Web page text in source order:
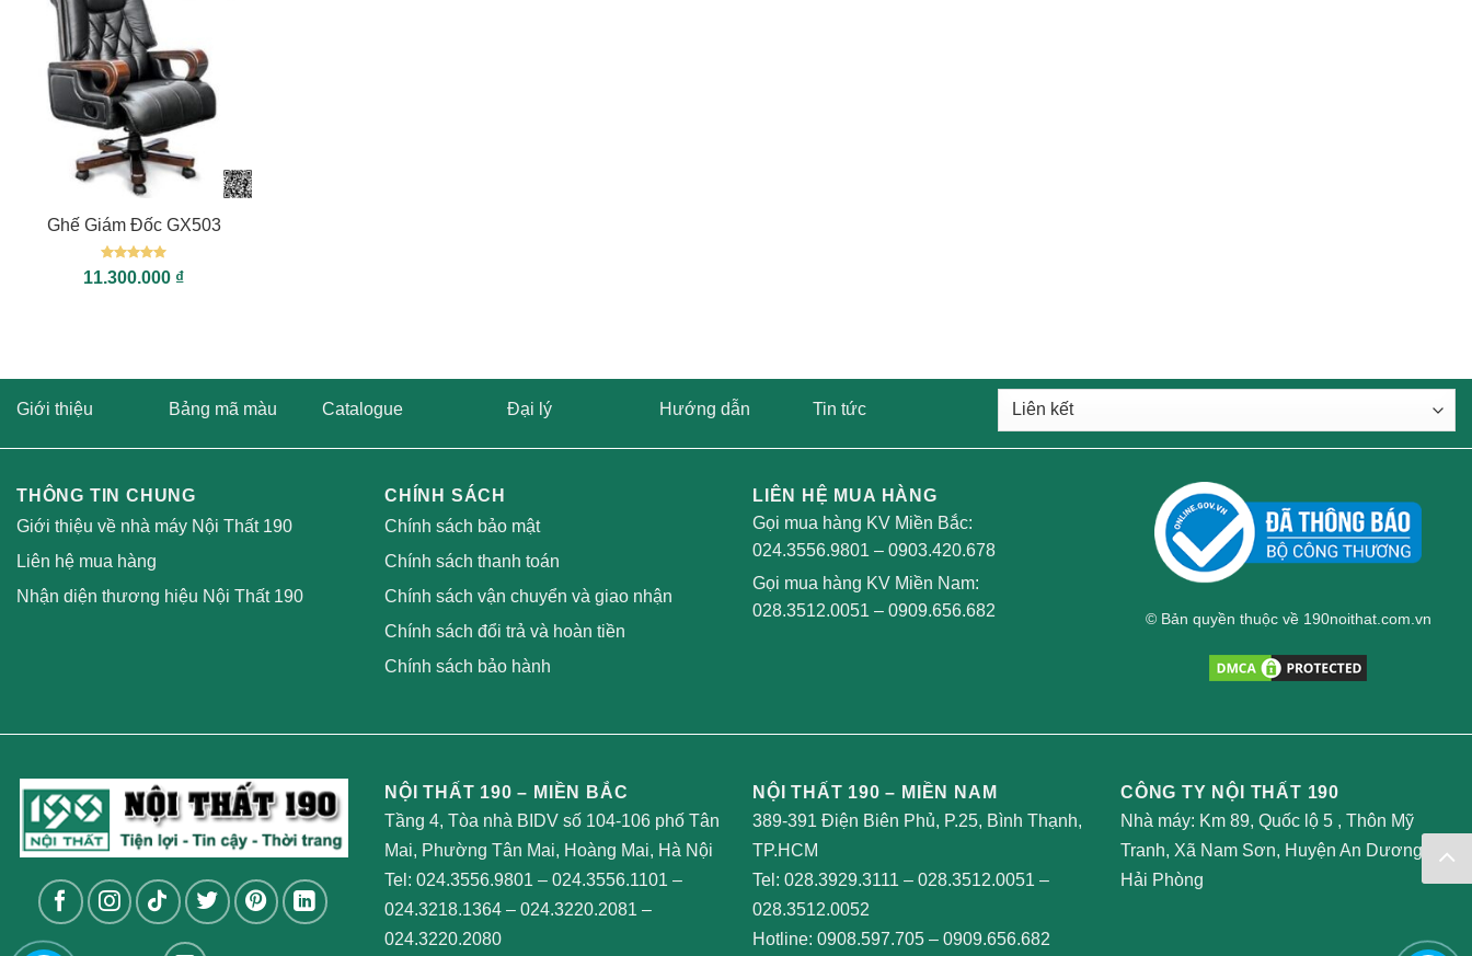
Ghế Giám Đốc GX503
Được xếp
hạng55
11.300.000 ₫
Giới thiệu Bảng mã màu Catalogue Đại lý Hướng dẫn Tin tức
THÔNG TIN CHUNG
Giới thiệu về nhà máy Nội Thất 190
Liên hệ mua hàng
Nhận diện thương hiệu Nội Thất 190
CHÍNH SÁCH
Chính sách bảo mật
Chính sách thanh toán
Chính sách vận chuyển và giao nhận
Chính sách đổi trả và hoàn tiền
Chính sách bảo hành
LIÊN HỆ MUA HÀNG
Gọi mua hàng KV Miền Bắc:
024.3556.9801 – 0903.420.678
Gọi mua hàng KV Miền Nam:
028.3512.0051 – 0909.656.682 © Bản quyền thuộc về 190noithat.com.vn
NỘI THẤT 190 – MIỀN BẮC
Tầng 4, Tòa nhà BIDV số 104-106 phố Tân
Mai, Phường Tân Mai, Hoàng Mai, Hà Nội
Tel: 024.3556.9801 – 024.3556.1101 –
024.3218.1364 – 024.3220.2081 –
024.3220.2080
NỘI THẤT 190 – MIỀN NAM
389-391 Điện Biên Phủ, P.25, Bình Thạnh,
TP.HCM
Tel: 028.3929.3111 – 028.3512.0051 –
028.3512.0052
Hotline: 0908.597.705 – 0909.656.682
CÔNG TY NỘI THẤT 190
Nhà máy: Km 89, Quốc lộ 5 , Thôn Mỹ
Tranh, Xã Nam Sơn, Huyện An Dương,
Hải Phòng